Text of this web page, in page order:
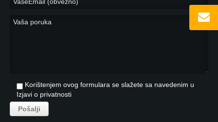
Korištenjem ovog formulara se slažete sa navedenim u
Izjavi o privatnosti